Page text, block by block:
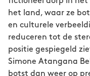
het land, waar ze
en culturele
reduceren tot de
positie gespiegeld
Simone Atangana
botst dan weer op